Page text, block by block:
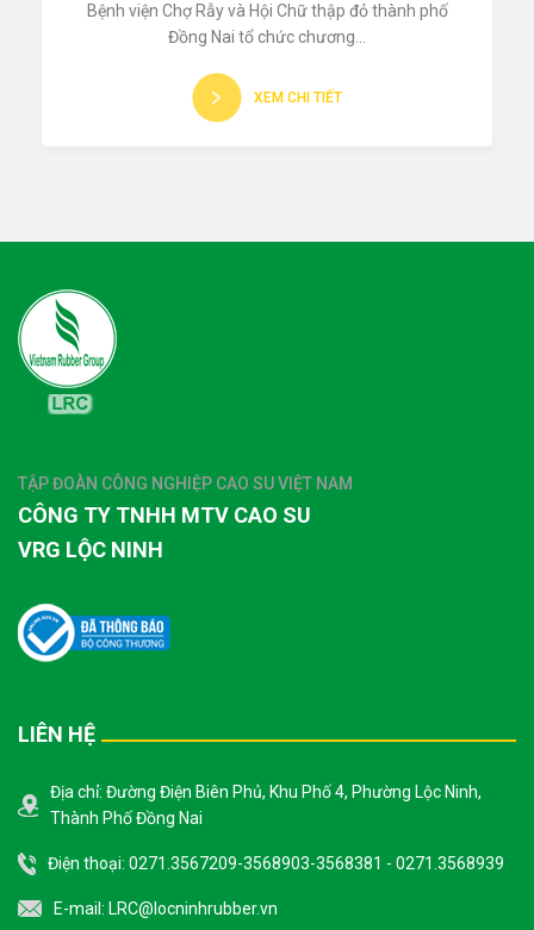
Bệnh viện Chợ Rẫy và Hội Chữ thập đỏ thành phố
Đồng Nai tổ chức chương...
XEM CHI TIẾT
TẬP ĐOÀN CÔNG NGHIỆP CAO SU VIỆT NAM
CÔNG TY TNHH MTV CAO SU
VRG LỘC NINH
LIÊN HỆ
Địa chỉ: Đường Điện Biên Phủ, Khu Phố 4, Phường Lộc Ninh,
Thành Phố Đồng Nai
Điện thoại: 0271.3567209-3568903-3568381 - 0271.3568939
E-mail: LRC@locninhrubber.vn